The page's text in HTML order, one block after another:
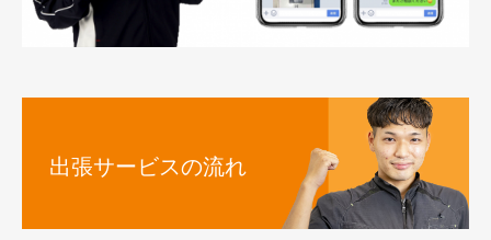
出張サービスの流れ